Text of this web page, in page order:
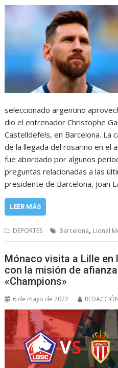
seleccionado argentino
dio el entrenador Christophe
Castelldefels, en Barcelona. La
de la llegada del rosarino en el
fue abordado por algunos
preguntas relacionadas a las
presidente de Barcelona, Joan
LEER MÁS
DEPORTES Barcelona, Lionel
Mónaco visita a Lille en
con la misión de
«Champions»
6 de mayo de 2022